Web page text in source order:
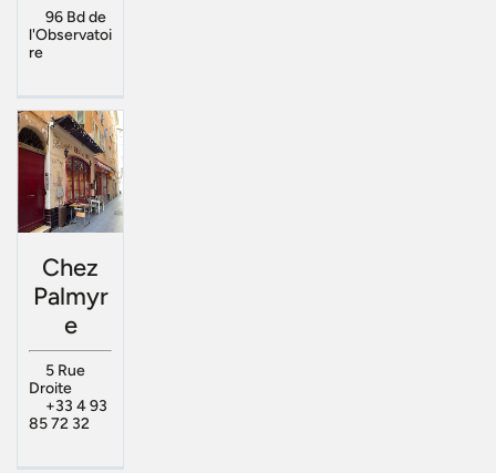
96 Bd de
l'Observatoi
re
Chez
Palmyr
e
5 Rue
Droite
+33 4 93
85 72 32